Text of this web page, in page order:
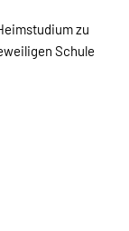
zu
Schule